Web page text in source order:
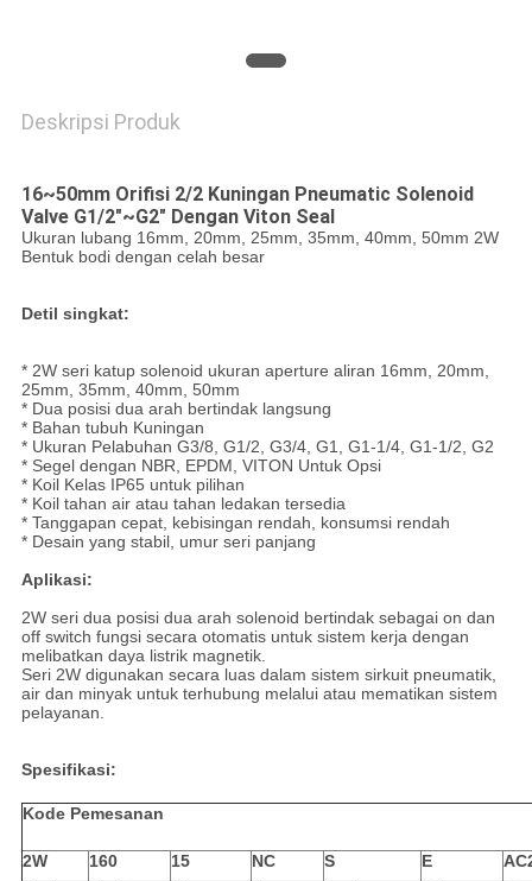
Deskripsi Produk
16~50mm Orifisi 2/2 Kuningan Pneumatic Solenoid
Valve G1/2"~G2" Dengan Viton Seal
Ukuran lubang 16mm, 20mm, 25mm, 35mm, 40mm, 50mm 2W
Bentuk bodi dengan celah besar
Detil singkat:
* 2W seri katup solenoid ukuran aperture aliran 16mm, 20mm,
25mm, 35mm, 40mm, 50mm
* Dua posisi dua arah bertindak langsung
* Bahan tubuh Kuningan
* Ukuran Pelabuhan G3/8, G1/2, G3/4, G1, G1-1/4, G1-1/2, G2
* Segel dengan NBR, EPDM, VITON Untuk Opsi
* Koil Kelas IP65 untuk pilihan
* Koil tahan air atau tahan ledakan tersedia
* Tanggapan cepat, kebisingan rendah, konsumsi rendah
* Desain yang stabil, umur seri panjang
Aplikasi:
2W seri dua posisi dua arah solenoid bertindak sebagai on dan
off switch fungsi secara otomatis untuk sistem kerja dengan
melibatkan daya listrik magnetik.
Seri 2W digunakan secara luas dalam sistem sirkuit pneumatik,
air dan minyak untuk terhubung melalui atau mematikan sistem
pelayanan.
Spesifikasi:
Kode Pemesanan
2W 160 15 NC S E